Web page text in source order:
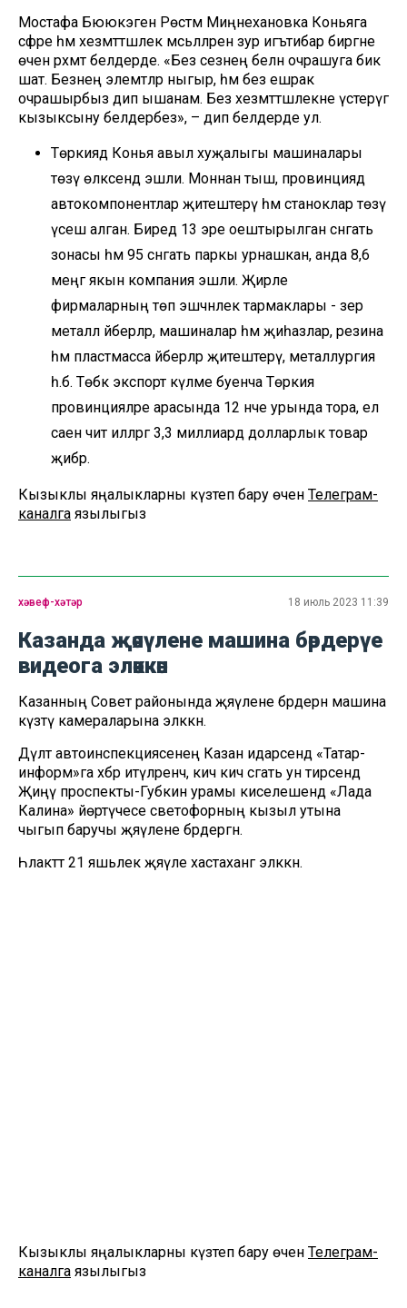
Мостафа Бююкэген Рөстәм Миңнехановка Коньяга
сәфәре һәм хезмәттәшлек мәсьәләләренә зур игътибар биргәне
өчен рәхмәт белдерде. «Без сезнең белән очрашуга бик
шат. Безнең элемтәләр ныгыр, һәм без ешрак
очрашырбыз дип ышанам. Без хезмәттәшлекне үстерүгә
кызыксыну белдерәбез», – дип белдерде ул.
Төркиядә Конья авыл хуҗалыгы машиналары
төзү өлкәсендә эшли. Моннан тыш, провинциядә
автокомпонентлар җитештерү һәм станоклар төзү
үсеш алган. Биредә 13 эре оештырылган сәнәгать
зонасы һәм 95 сәнәгать паркы урнашкан, анда 8,6
меңгә якын компания эшли. Җирле
фирмаларның төп эшчәнлек тармаклары - әзер
металл әйберләр, машиналар һәм җиһазлар, резина
һәм пластмасса әйберләр җитештерү, металлургия
һ.б. Төбәк экспорт күләме буенча Төркия
провинцияләре арасында 12 нче урында тора, ел
саен чит илләргә 3,3 миллиард долларлык товар
җибәрә.
Кызыклы яңалыкларны күзәтеп бару өчен Телеграм-
каналга язылыгыз
хәвеф-хәтәр 18 июль 2023 11:39
Казанда җәяүлене машина бәрдерүе
видеога эләккән
Казанның Совет районында җәяүлене бәрдерән машина
күзәтү камераларына эләккән.
Дәүләт автоинспекциясенең Казан идарәсендә «Татар-
информ»га хәбәр итүләренчә, кичә кич сәгать ун тирәсендә
Җиңү проспекты-Губкин урамы киселешендә «Лада
Калина» йөртүчесе светофорның кызыл утына
чыгып баручы җәяүлене бәрдергән.
Һәлакәттә 21 яшьлек җәяүле хастаханәгә эләккән.
Кызыклы яңалыкларны күзәтеп бару өчен Телеграм-
каналга язылыгыз